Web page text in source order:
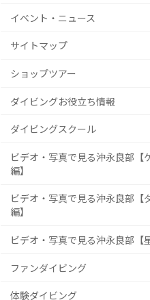
イベント・ニュース
サイトマップ
ショップツアー
ダイビングお役立ち情報
ダイビングスクール
ビデオ・写真で見る沖永良部【
編】
ビデオ・写真で見る沖永良部【
編】
ビデオ・写真で見る沖永良部【
ファンダイビング
体験ダイビング